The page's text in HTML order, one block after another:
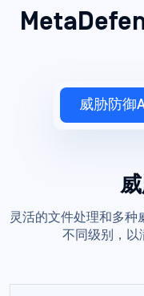
威胁防御
灵活的文件处理和多种
不同级别，以